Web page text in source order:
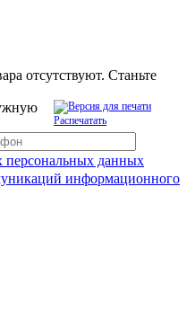
отсутствуют. Станьте
Распечатать
персональных данных
информационного